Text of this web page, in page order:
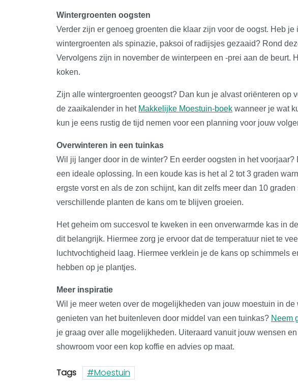
Wintergroenten oogsten
Verder zijn er genoeg groenten die klaar zijn voor de oogst. Heb je
wintergroenten als spinazie, paksoi of radijsjes gezaaid? Rond
Vervolgens zijn in november de winterpeen en -prei aan de beurt.
koken.
Zijn alle wintergroenten geoogst? Dan kun je alvast oriënteren op
de zaaikalender in het Makkelijke Moestuin-boek wanneer je wat
kun je eens rustig de tijd nemen voor een planning voor jouw
Overwinteren in een tuinkas
Wil jij langer door in de winter? En eerder oogsten in het
een ideale oplossing. In een koude kas is het al 2 tot 3 graden
ergste vorst en als de zon schijnt, kan dit zelfs meer dan 10
verschillende planten de kans om te blijven groeien.
Het geheim om succesvol te kweken in een onverwarmde kas in
dit belangrijk. Hiermee zorg je ervoor dat de temperatuur niet te
luchtvochtigheid laag. Hiermee verklein je de kans op schimmels
hebben op je plantjes.
Meer inspiratie
Wil je meer weten over de mogelijkheden van jouw moestuin in
genieten van het buitenleven door middel van een tuinkas? Neem
je graag over alle mogelijkheden. Uiteraard vanuit jouw wensen
showroom voor een kop koffie en advies op maat.
Tags Moestuin